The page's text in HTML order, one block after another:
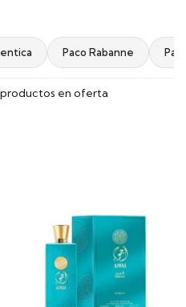
Paco Rabanne
en oferta